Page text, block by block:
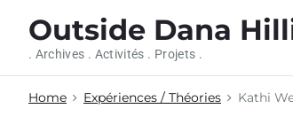
Outside Dana
. Archives . Activités . Projets .
Home Expériences / Théories Kathi